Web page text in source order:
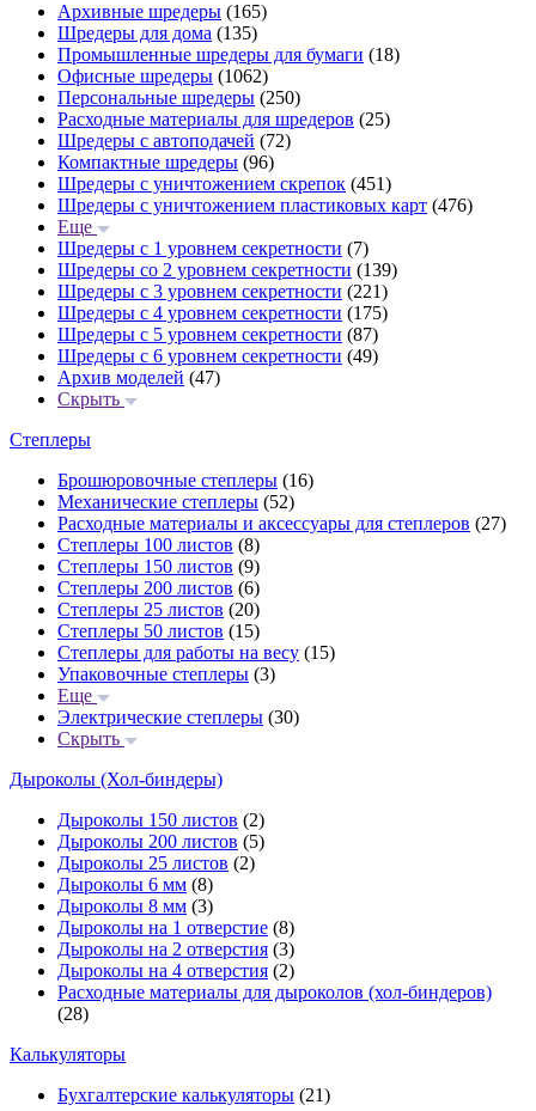
Архивные шредеры (165)
Шредеры для дома (135)
Промышленные шредеры для бумаги (18)
Офисные шредеры (1062)
Персональные шредеры (250)
Расходные материалы для шредеров (25)
Шредеры с автоподачей (72)
Компактные шредеры (96)
Шредеры с уничтожением скрепок (451)
Шредеры с уничтожением пластиковых карт (476)
Еще
Шредеры с 1 уровнем секретности (7)
Шредеры со 2 уровнем секретности (139)
Шредеры с 3 уровнем секретности (221)
Шредеры с 4 уровнем секретности (175)
Шредеры с 5 уровнем секретности (87)
Шредеры с 6 уровнем секретности (49)
Архив моделей (47)
Скрыть
Степлеры
Брошюровочные степлеры (16)
Механические степлеры (52)
Расходные материалы и аксессуары для степлеров (27)
Степлеры 100 листов (8)
Степлеры 150 листов (9)
Степлеры 200 листов (6)
Степлеры 25 листов (20)
Степлеры 50 листов (15)
Степлеры для работы на весу (15)
Упаковочные степлеры (3)
Еще
Электрические степлеры (30)
Скрыть
Дыроколы (Хол-биндеры)
Дыроколы 150 листов (2)
Дыроколы 200 листов (5)
Дыроколы 25 листов (2)
Дыроколы 6 мм (8)
Дыроколы 8 мм (3)
Дыроколы на 1 отверстие (8)
Дыроколы на 2 отверстия (3)
Дыроколы на 4 отверстия (2)
Расходные материалы для дыроколов (хол-биндеров)
(28)
Калькуляторы
Бухгалтерские калькуляторы (21)